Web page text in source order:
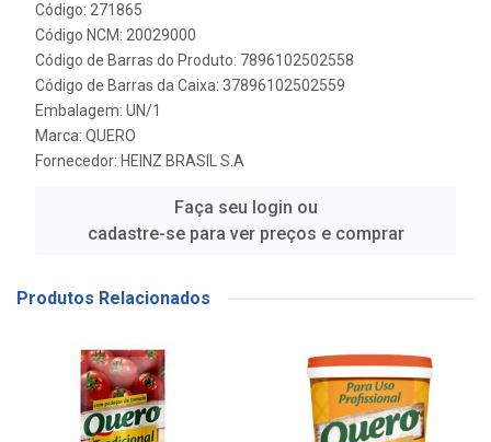
Código: 271865
Código NCM: 20029000
Código de Barras do Produto: 7896102502558
Código de Barras da Caixa: 37896102502559
Embalagem: UN/1
Marca: QUERO
Fornecedor: HEINZ BRASIL S.A
Faça seu login ou
cadastre-se para ver preços e comprar
Produtos Relacionados